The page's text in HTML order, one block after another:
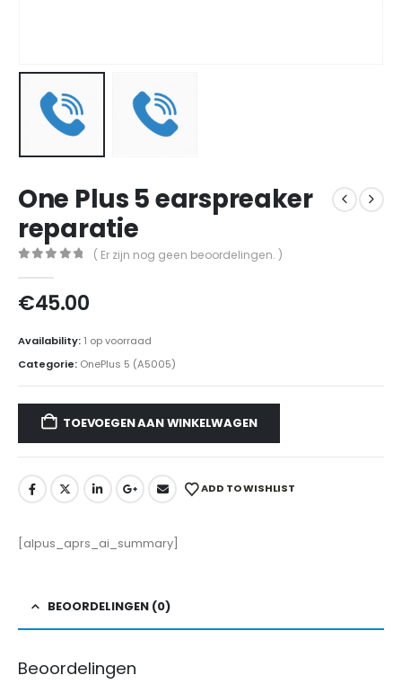
One Plus 5 earspreaker
reparatie
( Er zijn nog geen beoordelingen. )
€45.00
Availability: 1 op voorraad
Categorie: OnePlus 5 (A5005)
TOEVOEGEN AAN WINKELWAGEN
ADD TO WISHLIST
[alpus_aprs_ai_summary]
BEOORDELINGEN (0)
Beoordelingen